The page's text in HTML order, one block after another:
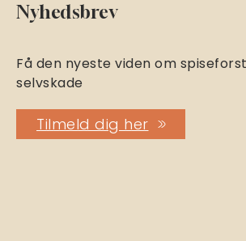
Nyhedsbrev
Få den nyeste viden om
selvskade
Tilmeld dig her